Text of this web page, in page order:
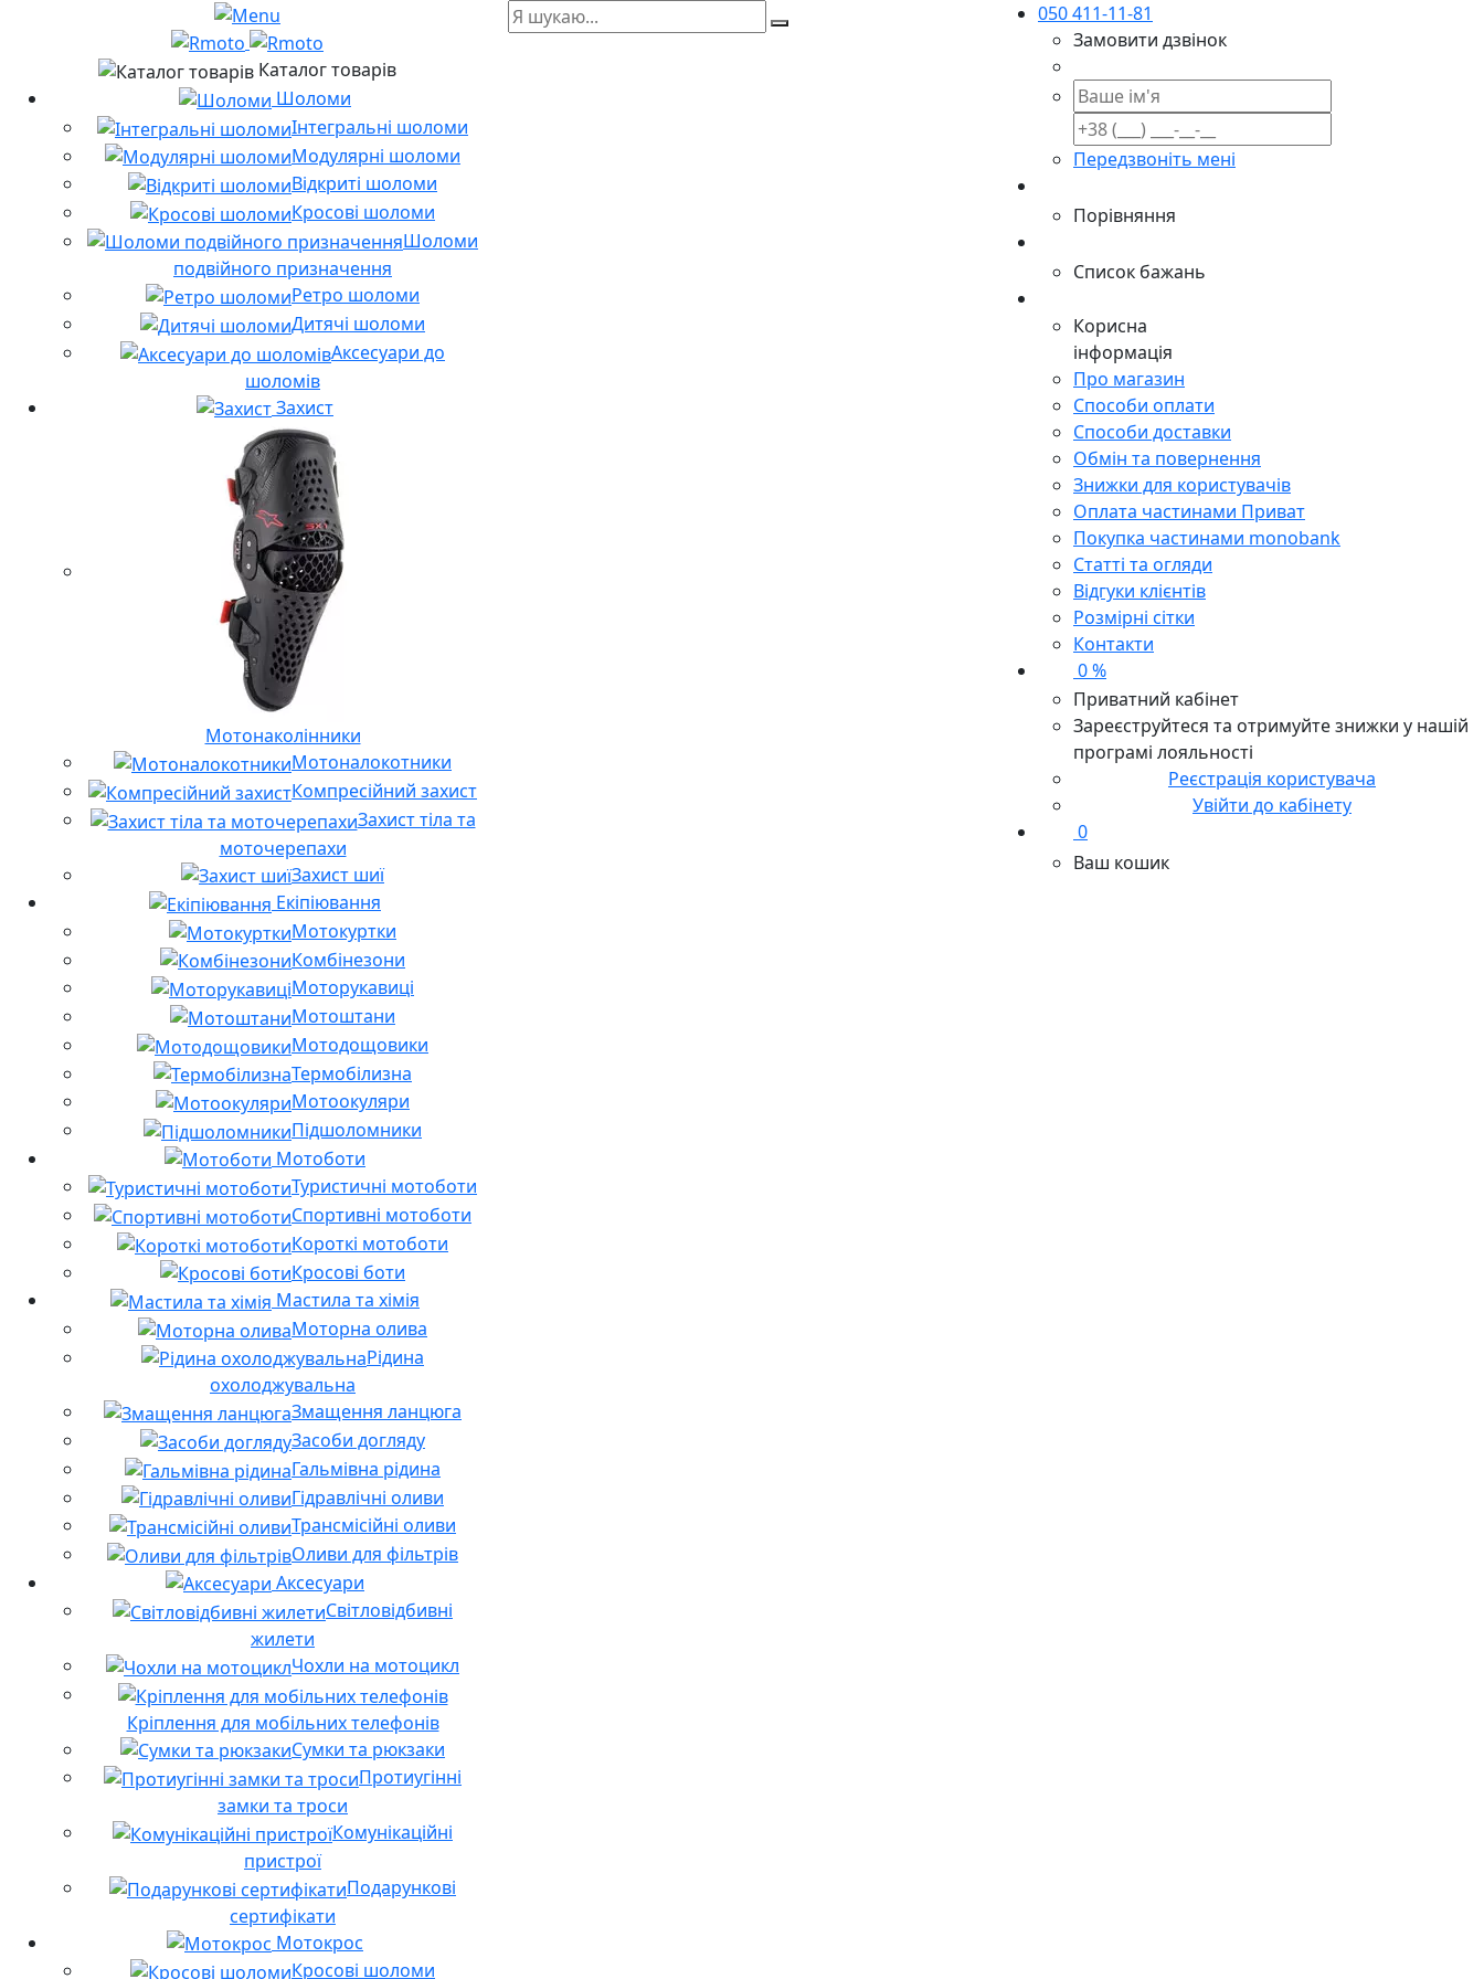
Каталог товарів
Шоломи
Інтегральні шоломи
Модулярні шоломи
Відкриті шоломи
Кросові шоломи
Шоломи
подвійного призначення
Ретро шоломи
Дитячі шоломи
Аксесуари до
шоломів
Захист
Мотонаколінники
Мотоналокотники
Компресійний захист
Захист тіла та
моточерепахи
Захист шиї
Екіпіювання
Мотокуртки
Комбінезони
Моторукавиці
Мотоштани
Мотодощовики
Термобілизна
Мотоокуляри
Підшоломники
Мотоботи
Туристичні мотоботи
Спортивні мотоботи
Короткі мотоботи
Кросові боти
Мастила та хімія
Моторна олива
Рідина
охолоджувальна
Змащення ланцюга
Засоби догляду
Гальмівна рідина
Гідравлічні оливи
Трансмісійні оливи
Оливи для фільтрів
Аксесуари
Світловідбивні
жилети
Чохли на мотоцикл
Кріплення для мобільних телефонів
Сумки та рюкзаки
Протиугінні
замки та троси
Комунікаційні
пристрої
Подарункові
сертифікати
Мотокрос
Кросові шоломи
050 411-11-81
Замовити дзвінок
Передзвоніть мені
Порівняння
Список бажань
Корисна
інформація
Про магазин
Способи оплати
Способи доставки
Обмін та повернення
Знижки для користувачів
Оплата частинами Приват
Покупка частинами monobank
Статті та огляди
Відгуки клієнтів
Розмірні сітки
Контакти
0 %
Приватний кабінет
Зареєструйтеся та отримуйте знижки у нашій
програмі лояльності
Реєстрація користувача
Увійти до кабінету
0
Ваш кошик